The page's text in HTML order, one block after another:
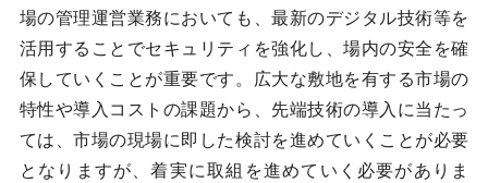
場の管理運営業務においても、最新のデジタル技術等を
活用することでセキュリティを強化し、場内の安全を確
保していくことが重要です。広大な敷地を有する市場の
特性や導入コストの課題から、先端技術の導入に当たっ
ては、市場の現場に即した検討を進めていくことが必要
となりますが、着実に取組を進めていく必要がありま